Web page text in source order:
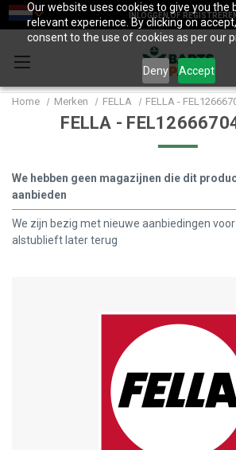
Our website uses cookies to give you the
relevant experience. By clicking on
consent to the use of cookies as per our
Deny Accept
INLOGGEN OF REGISTREREN
Home Merken FELLA FELLA -
FELLA -
We hebben geen magazijnen die dit
aanbieden
We zijn bezig met nieuwe aanbiedingen
alstublieft later terug